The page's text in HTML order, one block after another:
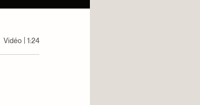
Vidéo 1:24